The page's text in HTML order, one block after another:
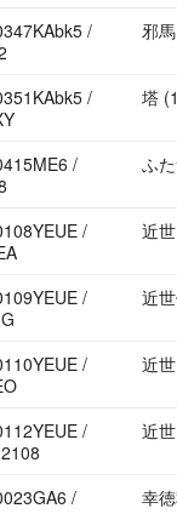
/
邪
/
塔
/
ふ
/
近
/
近
/
近
/
近
/
幸